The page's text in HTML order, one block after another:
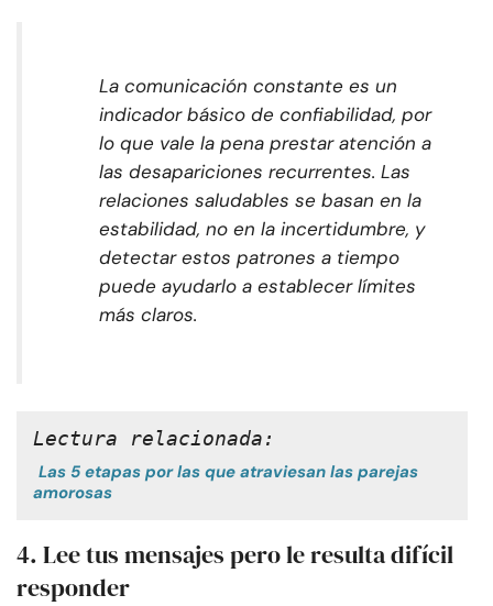
La comunicación constante es un
indicador básico de confiabilidad, por
lo que vale la pena prestar atención a
las desapariciones recurrentes. Las
relaciones saludables se basan en la
estabilidad, no en la incertidumbre, y
detectar estos patrones a tiempo
puede ayudarlo a establecer límites
más claros.
Lectura relacionada:
Las 5 etapas por las que atraviesan las parejas
amorosas
4. Lee tus mensajes pero le resulta difícil
responder